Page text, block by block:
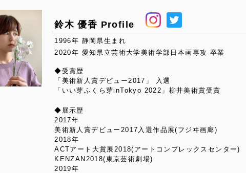
鈴木 優香 Profile
1996年 静岡県生まれ
2020年 愛知県立芸術大学美術学部日本画専攻 卒業
◆受賞歴
「美術新人賞デビュー2017」 入選
「いい芽ふくら芽inTokyo 2022」柳井美術賞受賞
◆展示歴
2017年
美術新人賞デビュー2017入選作品展(フジヰ画廊)
2018年
ACTアート大賞展2018(アートコンプレックスセンター)
KENZAN2018(東京芸術劇場)
2019年